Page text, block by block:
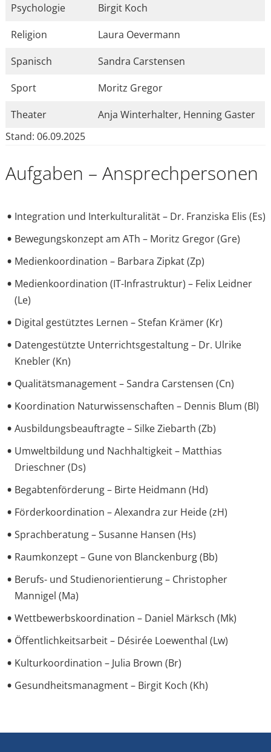
Psychologie
Birgit Koch
Religion
Laura Oevermann
Spanisch
Sandra Carstensen
Sport
Moritz Gregor
Theater
Anja Winterhalter, Henning Gaster
Stand: 06.09.2025
Aufgaben – Ansprechpersonen
Integration und Interkulturalität – Dr. Franziska Elis (Es)
Bewegungskonzept am ATh – Moritz Gregor (Gre)
Medienkoordination – Barbara Zipkat (Zp)
Medienkoordination (IT-Infrastruktur) – Felix Leidner
(Le)
Digital gestütztes Lernen – Stefan Krämer (Kr)
Datengestützte Unterrichtsgestaltung – Dr. Ulrike
Knebler (Kn)
Qualitätsmanagement – Sandra Carstensen (Cn)
Koordination Naturwissenschaften – Dennis Blum (Bl)
Ausbildungsbeauftragte – Silke Ziebarth (Zb)
Umweltbildung und Nachhaltigkeit – Matthias
Drieschner (Ds)
Begabtenförderung – Birte Heidmann (Hd)
Förderkoordination – Alexandra zur Heide (zH)
Sprachberatung – Susanne Hansen (Hs)
Raumkonzept – Gune von Blanckenburg (Bb)
Berufs- und Studienorientierung – Christopher
Mannigel (Ma)
Wettbewerbskoordination – Daniel Märksch (Mk)
Öffentlichkeitsarbeit – Désirée Loewenthal (Lw)
Kulturkoordination – Julia Brown (Br)
Gesundheitsmanagment – Birgit Koch (Kh)